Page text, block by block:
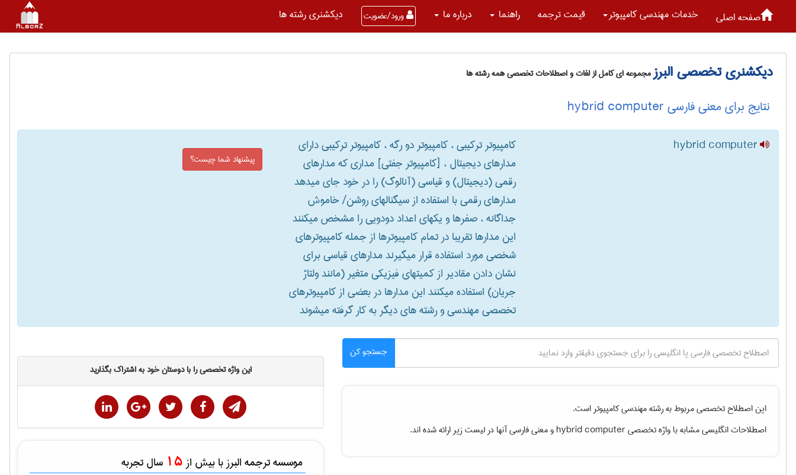
صفحه اصلی خدمات مهندسی كامپيوتر قیمت ترجمه راهنما درباره ما ورود/عضویت دیکشنری رشته ها
دیکشنری تخصصی البرزمجموعه ای کامل از لغات و اصطلاحات تخصصی همه رشته ها
نتایج برای معنی فارسی hybrid computer
hybrid computer
کامپیوتر ترکیبی ، کامپیوتر دو رگه ، کامپیوتر ترکیبی دارای
مدارهای دیجیتال ، [کامپیوتر جفتی] مداری که مدارهای
رقمی (دیجیتال) و قیاسی (آنالوگ) را در خود جای میدهد
مدارهای رقمی با استفاده از سیگنالهای روشن‎/ خاموش
جداگانه ، صفرها و یکهای اعداد دودویی را مشخص میکنند
این مدارها تقریبا در تمام کامپیوترها از جمله کامپیوترهای
شخصی مورد استفاده قرار میگیرند مدارهای قیاسی برای
نشان دادن مقادیر از کمیتهای فیزیکی متغیر (مانند ولتاژ
جریان) استفاده میکنند این مدارها در بعضی از کامپیوترهای
تخصصی مهندسی و رشته های دیگر به کار گرفته میشوند
پیشنهاد شما چیست؟
جستجو کن
این اصطلاح تخصصی مربوط به رشتهمهندسی كامپيوتراست.
اصطلاحات انگلیسی مشابه با واژه تخصصیhybrid computerو معنی فارسی آنها در لیست زیر ارائه شده اند.
این واژه تخصصی را با دوستان خود به اشتراک بگذارید
موسسه ترجمه البرز با بیش از 15 سال تجربه